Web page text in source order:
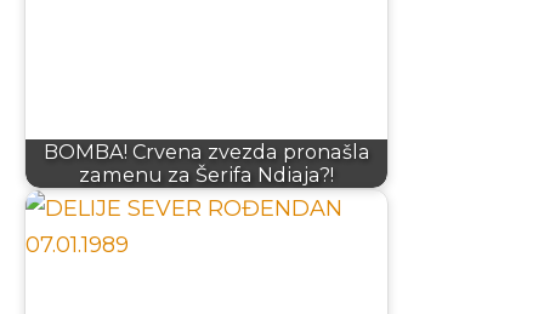
BOMBA! Crvena zvezda pronašla
zamenu za Šerifa Ndiaja?!